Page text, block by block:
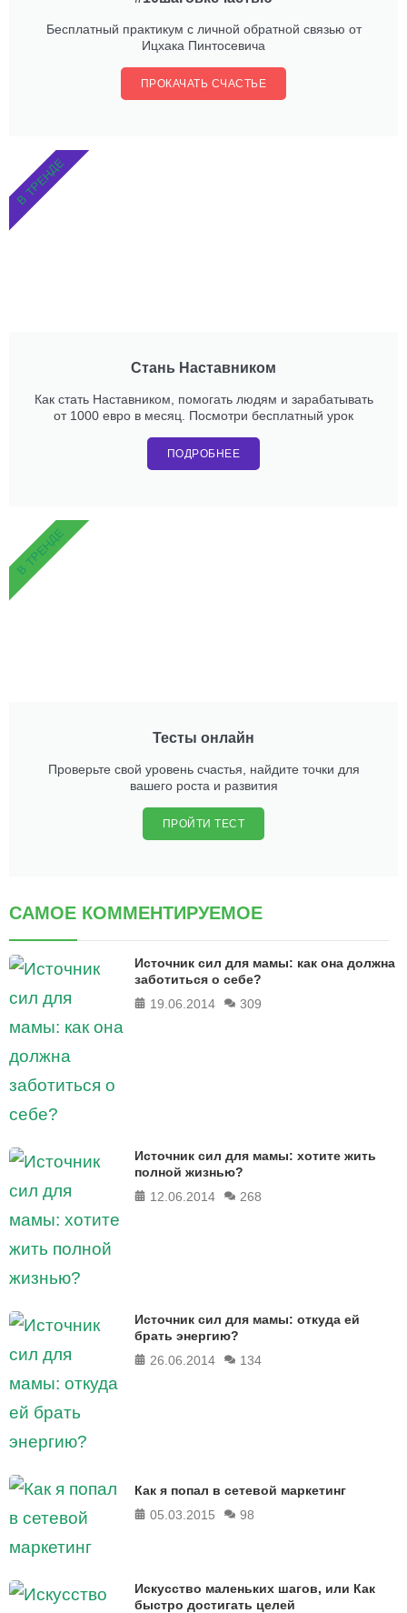
Бесплатный практикум с личной обратной связью от
Ицхака Пинтосевича
ПРОКАЧАТЬ СЧАСТЬЕ
Стань Наставником
Как стать Наставником, помогать людям и зарабатывать
от 1000 евро в месяц. Посмотри бесплатный урок
ПОДРОБНЕЕ
В ТРЕНДЕ
Тесты онлайн
Проверьте свой уровень счастья, найдите точки для
вашего роста и развития
ПРОЙТИ ТЕСТ
В ТРЕНДЕ
САМОЕ КОММЕНТИРУЕМОЕ
Источник сил для мамы: как она должна
заботиться о себе?
19.06.2014
309
Источник сил для мамы: хотите жить
полной жизнью?
12.06.2014
268
Источник сил для мамы: откуда ей
брать энергию?
26.06.2014
134
Как я попал в сетевой маркетинг
05.03.2015
98
Искусство маленьких шагов, или Как
быстро достигать целей